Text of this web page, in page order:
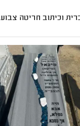
וכיתוב חריטה צבוע